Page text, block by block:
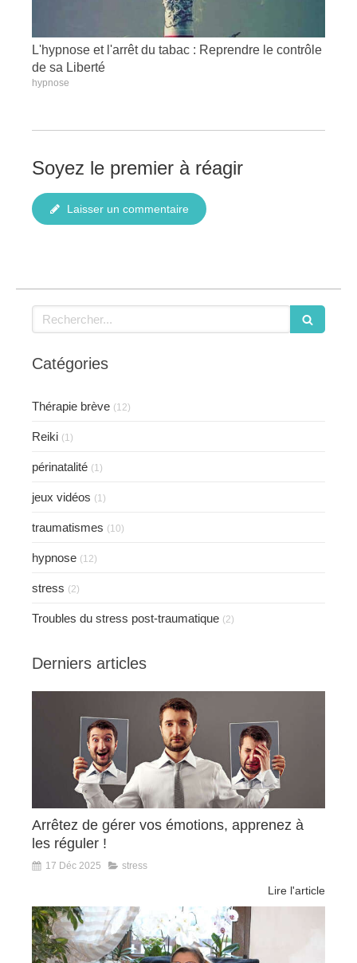
L'hypnose et l'arrêt du tabac : Reprendre le contrôle
de sa Liberté
hypnose
Soyez le premier à réagir
Laisser un commentaire
Rechercher
Catégories
Thérapie brève (12)
Reiki (1)
périnatalité (1)
jeux vidéos (1)
traumatismes (10)
hypnose (12)
stress (2)
Troubles du stress post-traumatique (2)
Derniers articles
Arrêtez de gérer vos émotions, apprenez à
les réguler !
17 Déc 2025 stress
Lire l'article